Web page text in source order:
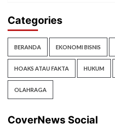
Categories
BERANDA EKONOMI BISNIS
HOAKS ATAU FAKTA HUKUM
OLAHRAGA
CoverNews Social